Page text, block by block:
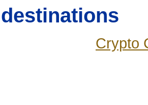
Crypto